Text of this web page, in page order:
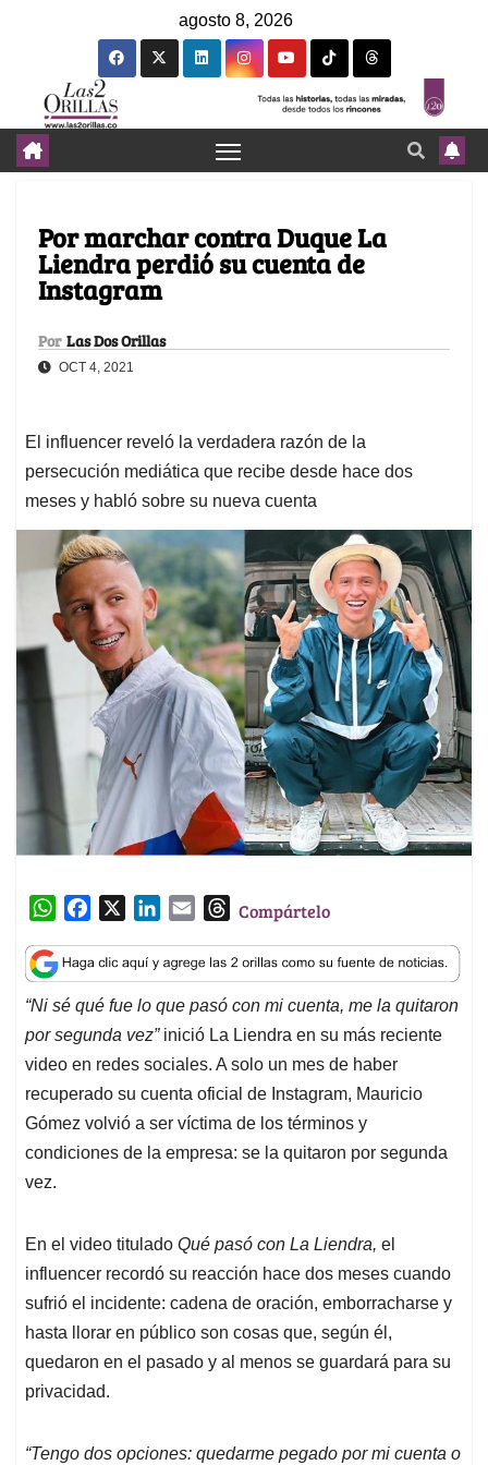
agosto 8, 2026
Por marchar contra Duque La
Liendra perdió su cuenta de
Instagram
Por Las Dos Orillas
OCT 4, 2021
El influencer reveló la verdadera razón de la
persecución mediática que recibe desde hace dos
meses y habló sobre su nueva cuenta
W
a
t
s
A
p
p
c
e
b
o
o
k
n
k
e
d
I
n
a
i
l
T
r
e
a
d
s
Compártelo
“Ni sé qué fue lo que pasó con mi cuenta, me la quitaron
por segunda vez” inició La Liendra en su más reciente
video en redes sociales. A solo un mes de haber
recuperado su cuenta oficial de Instagram, Mauricio
Gómez volvió a ser víctima de los términos y
condiciones de la empresa: se la quitaron por segunda
vez.
En el video titulado Qué pasó con La Liendra, el
influencer recordó su reacción hace dos meses cuando
sufrió el incidente: cadena de oración, emborracharse y
hasta llorar en público son cosas que, según él,
quedaron en el pasado y al menos se guardará para su
privacidad.
“Tengo dos opciones: quedarme pegado por mi cuenta o